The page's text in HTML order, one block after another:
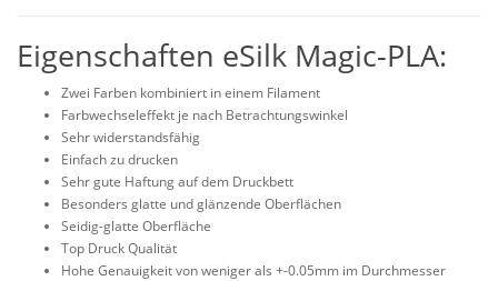
Eigenschaften eSilk Magic-PLA:
Zwei Farben kombiniert in einem Filament
Farbwechseleffekt je nach Betrachtungswinkel
Sehr widerstandsfähig
Einfach zu drucken
Sehr gute Haftung auf dem Druckbett
Besonders glatte und glänzende Oberflächen
Seidig-glatte Oberfläche
Top Druck Qualität
Hohe Genauigkeit von weniger als +-0.05mm im Durchmesser